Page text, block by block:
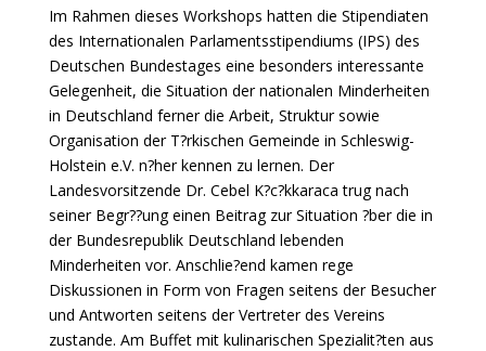
Im Rahmen dieses Workshops hatten die Stipendiaten
des Internationalen Parlamentsstipendiums (IPS) des
Deutschen Bundestages eine besonders interessante
Gelegenheit, die Situation der nationalen Minderheiten
in Deutschland ferner die Arbeit, Struktur sowie
Organisation der T?rkischen Gemeinde in Schleswig-
Holstein e.V. n?her kennen zu lernen. Der
Landesvorsitzende Dr. Cebel K?c?kkaraca trug nach
seiner Begr??ung einen Beitrag zur Situation ?ber die in
der Bundesrepublik Deutschland lebenden
Minderheiten vor. Anschlie?end kamen rege
Diskussionen in Form von Fragen seitens der Besucher
und Antworten seitens der Vertreter des Vereins
zustande. Am Buffet mit kulinarischen Spezialit?ten aus